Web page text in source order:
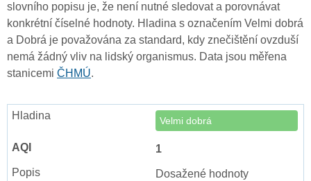
slovního popisu je, že není nutné sledovat a porovnávat
konkrétní číselné hodnoty. Hladina s označením Velmi dobrá
a Dobrá je považována za standard, kdy znečištění ovzduší
nemá žádný vliv na lidský organismus. Data jsou měřena
stanicemi ČHMÚ.
Velmi dobrá
1
Dosažené hodnoty